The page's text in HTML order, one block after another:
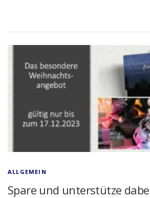
ALLGEMEIN
Spare und unterstütze